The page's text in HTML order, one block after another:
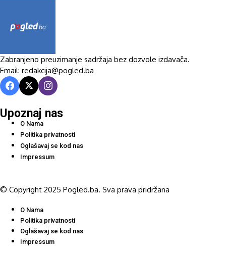
Zabranjeno preuzimanje sadržaja bez dozvole izdavača.
Email: redakcija@pogled.ba
Upoznaj nas
O Nama
Politika privatnosti
Oglašavaj se kod nas
Impressum
© Copyright 2025 Pogled.ba. Sva prava pridržana
O Nama
Politika privatnosti
Oglašavaj se kod nas
Impressum